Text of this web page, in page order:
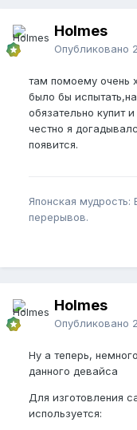
Holmes
Опубликовано
там помоему очень
было бы
обязательно купит
честно я
появится.
Японская
перерывов.
Holmes
Опубликовано
Ну а теперь,
данного девайса
Для изготовления
используется: